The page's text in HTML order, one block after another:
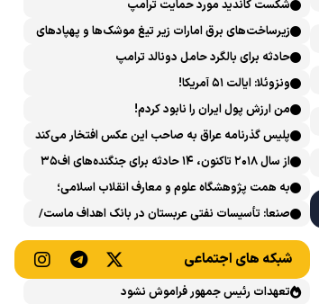
شکست کاندید مورد حمایت ترامپ
زیرساخت‌های برق امارات زیر تیغ موشک‌ها و پهپادهای
ایران است
حادثه برای بالگرد حامل دونالد ترامپ
ونزوئلا: ایالت ۵۱ آمریکا!
من ارزش پول ایران را نابود کردم!
پلیس گذرنامه عراق به صاحب این عکس افتخار می‌کند
از سال ۲۰۱۸ تاکنون، ۱۴ حادثه برای جنگنده‌های اف۳۵
آمریکایی رخ داده است
به همت پژوهشگاه علوم و معارف انقلاب اسلامی؛
نشست علمی «اربعین حسینی در منظومه فکری رهبر
صنعا: تأسیسات نفتی عربستان در بانک اهداف ماست/
پاسخی محکم می‌دهیم
شبکه های اجتماعی
تعهدات رئیس جمهور فراموش نشود